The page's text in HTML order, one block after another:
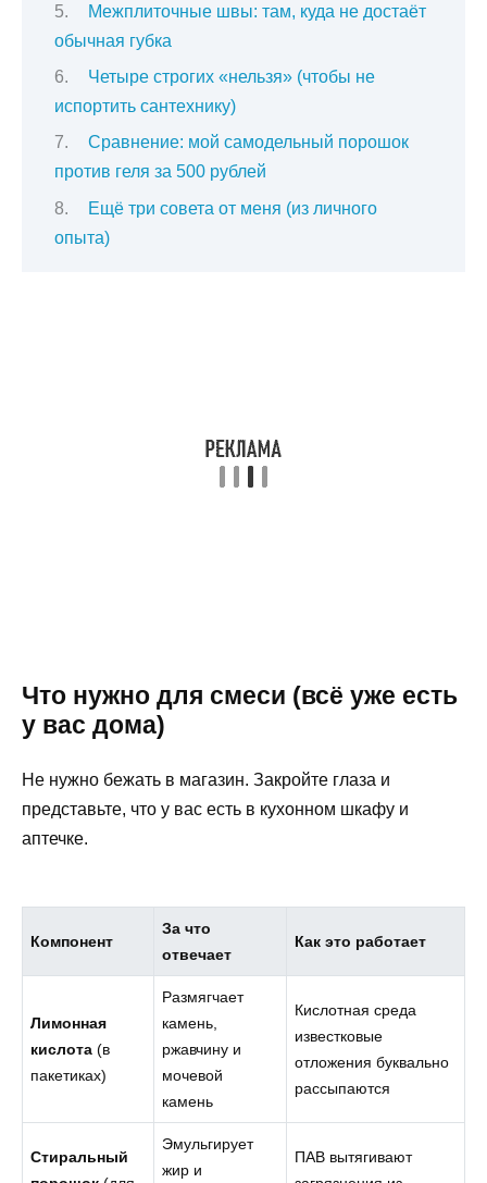
Межплиточные швы: там, куда не достаёт
обычная губка
Четыре строгих «нельзя» (чтобы не
испортить сантехнику)
Сравнение: мой самодельный порошок
против геля за 500 рублей
Ещё три совета от меня (из личного
опыта)
Что нужно для смеси (всё уже есть
у вас дома)
Не нужно бежать в магазин. Закройте глаза и
представьте, что у вас есть в кухонном шкафу и
аптечке.
Компонент
За что
отвечает
Как это работает
Лимонная
кислота (в
пакетиках)
Размягчает
камень,
ржавчину и
мочевой
камень
Кислотная среда
известковые
отложения буквально
рассыпаются
Стиральный
Эмульгирует
жир и
ПАВ вытягивают